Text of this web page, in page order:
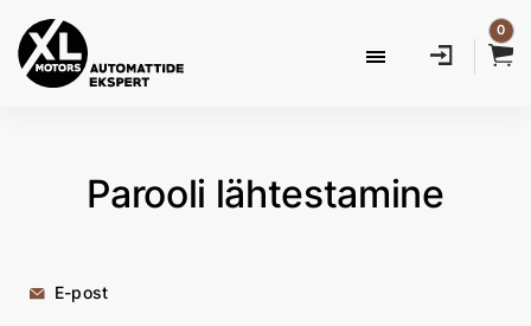
0
Parooli lähtestamine
E-post